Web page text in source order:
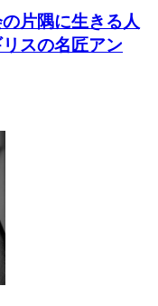
片隅に生きる人
スの名匠アン